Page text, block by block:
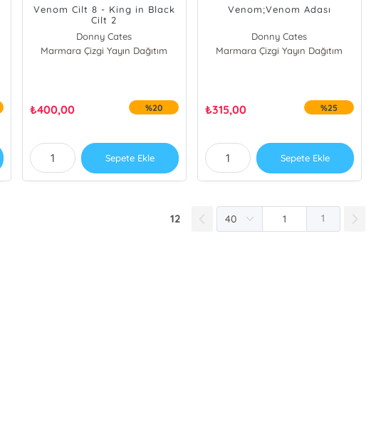
Venom Cilt 8 - King in Black
Cilt 2
Donny Cates
Marmara Çizgi Yayın Dağıtım
₺400,00 %20
Sepete Ekle
Venom;Venom Adası
Donny Cates
Mark Bagley
Marmara Çizgi Yayın Dağıtım
₺315,00 %25
Sepete Ekle
12 1